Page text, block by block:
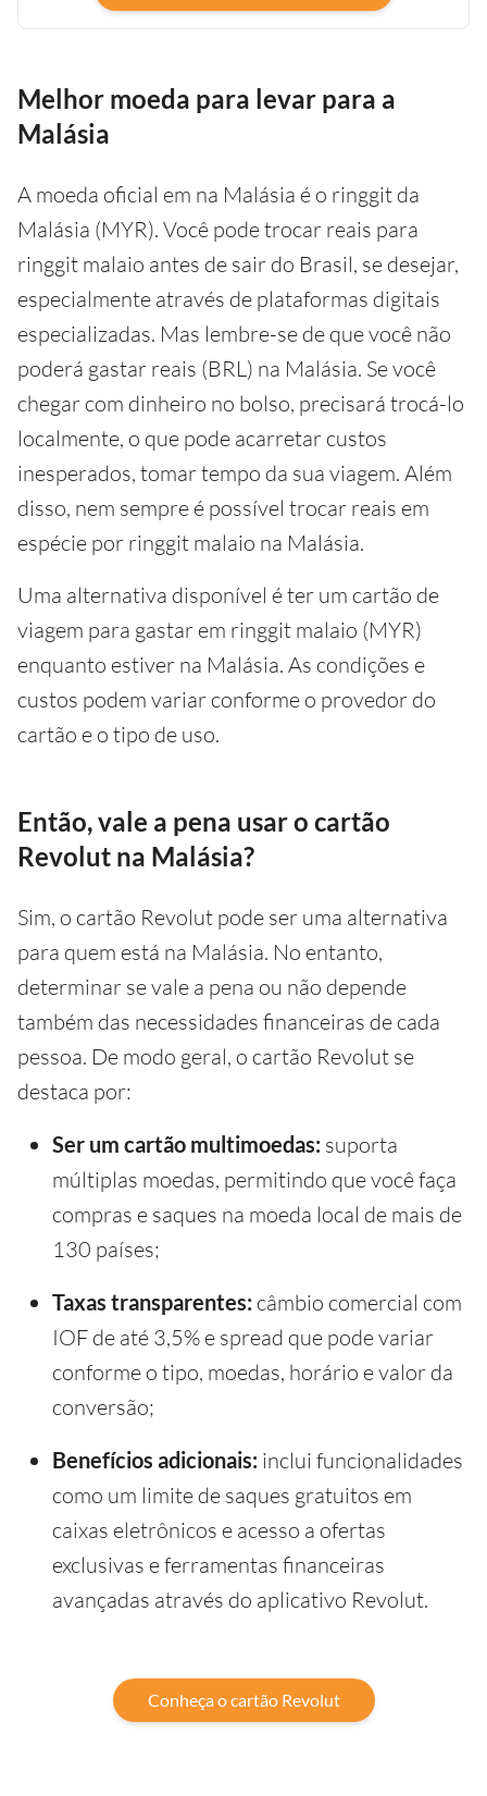
Melhor moeda para levar para a
Malásia
A moeda oficial em na Malásia é o ringgit da
Malásia (MYR). Você pode trocar reais para
ringgit malaio antes de sair do Brasil, se desejar,
especialmente através de plataformas digitais
especializadas. Mas lembre-se de que você não
poderá gastar reais (BRL) na Malásia. Se você
chegar com dinheiro no bolso, precisará trocá-lo
localmente, o que pode acarretar custos
inesperados, tomar tempo da sua viagem. Além
disso, nem sempre é possível trocar reais em
espécie por ringgit malaio na Malásia.
Uma alternativa disponível é ter um cartão de
viagem para gastar em ringgit malaio (MYR)
enquanto estiver na Malásia. As condições e
custos podem variar conforme o provedor do
cartão e o tipo de uso.
Então, vale a pena usar o cartão
Revolut na Malásia?
Sim, o cartão Revolut pode ser uma alternativa
para quem está na Malásia. No entanto,
determinar se vale a pena ou não depende
também das necessidades financeiras de cada
pessoa. De modo geral, o cartão Revolut se
destaca por:
Ser um cartão multimoedas: suporta
múltiplas moedas, permitindo que você faça
compras e saques na moeda local de mais de
130 países;
Taxas transparentes: câmbio comercial com
IOF de até 3,5% e spread que pode variar
conforme o tipo, moedas, horário e valor da
conversão;
Benefícios adicionais: inclui funcionalidades
como um limite de saques gratuitos em
caixas eletrônicos e acesso a ofertas
exclusivas e ferramentas financeiras
avançadas através do aplicativo Revolut.
Conheça o cartão Revolut